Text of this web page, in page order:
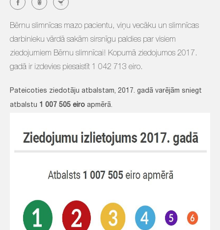
Bērnu slimnīcas mazo pacientu, viņu vecāku un slimnīcas
darbinieku vārdā sakām sirsnīgu paldies par visiem
ziedojumiem Bērnu slimnīcai! Kopumā ziedojumos 2017.
gadā ir izdevies piesaistīt 1 042 713 eiro.
Pateicoties ziedotāju atbalstam, 2017. gadā varējām sniegt
atbalstu 1 007 505 eiro apmērā.